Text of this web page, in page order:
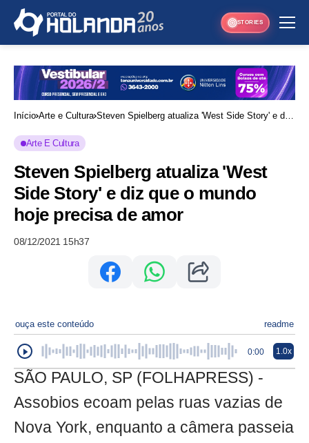
STORIES
Início Arte e Cultura Steven Spielberg atualiza 'West Side Story' e diz
Arte E Cultura
Steven Spielberg atualiza 'West
Side Story' e diz que o mundo
hoje precisa de amor
08/12/2021 15h37
ouça este conteúdo readme
0:00 1.0x
SÃO PAULO, SP (FOLHAPRESS) -
Assobios ecoam pelas ruas vazias de
Nova York, enquanto a câmera passeia